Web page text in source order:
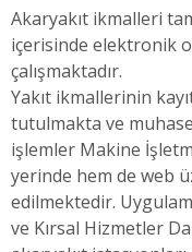
Akaryakıt ikmalleri
içerisinde elektronik
çalışmaktadır.
Yakıt ikmallerinin
tutulmakta ve
işlemler Makine
yerinde hem de web
edilmektedir.
ve Kırsal Hizmetler